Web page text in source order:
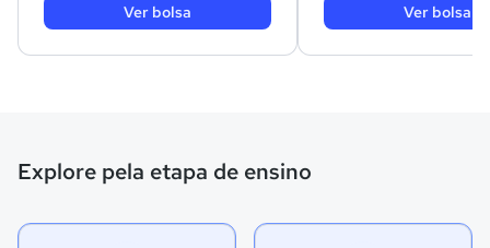
Ver bolsa Ver bolsa
Explore pela etapa de ensino